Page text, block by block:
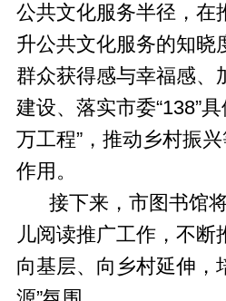
公共文化服务半径，在
升公共文化服务的知晓
群众获得感与幸福感、
建设、落实市委“138”
万工程”，推动乡村振
作用。
接下来，市图书馆
儿阅读推广工作，不断
向基层、向乡村延伸，